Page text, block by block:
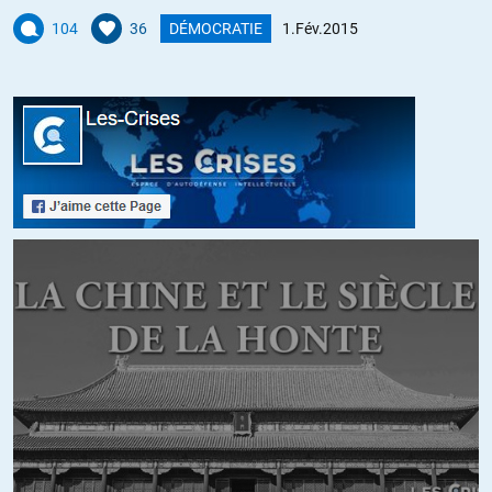
L’accueil des réfugiés devrait se faire directement parmi la
population, afin d’intégrer ces personnes à la vie sociale et
création de « tribus » ethniques en sont les conséquences directes …
+9 ALERTER
Ataraxi//02.02.2015 à 09h18
égal, ce que les pays colonisateurs ont toujours eu un peu de mal à
faire.
ALERTER
Serge//02.02.2015 à 20h38
@Ataraxi . »l’immigré comme son égal » : qu’entendez vous par là
?
104 36 DÉMOCRATIE 1.Fév.2015